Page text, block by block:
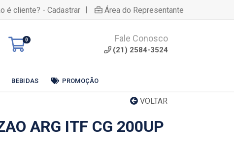
é cliente? - Cadastrar | Área do Representante
0 Fale Conosco
(21) 2584-3524
BEBIDAS PROMOÇÃO
VOLTAR
ARG ITF CG 200UP